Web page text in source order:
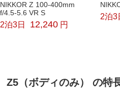
NIKKOR Z 100-400mm
f/4.5-5.6 VR S
2泊3日 12,240 円
2泊3
Z5（ボディのみ） の特